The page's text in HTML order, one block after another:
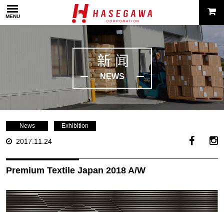
MENU
新闻
NEWS
News Exhibition
2017.11.24
Premium Textile Japan 2018 A/W